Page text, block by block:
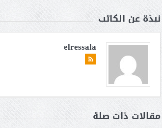
نبذة عن الكاتب
elressala
مقالات ذات صلة